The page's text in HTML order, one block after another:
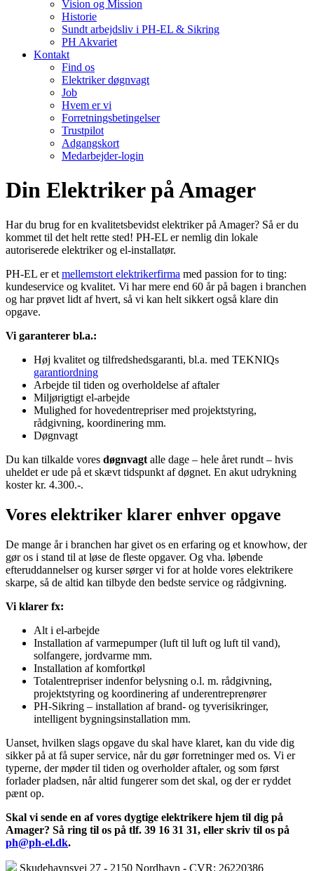
Vision og Mission
Historie
Sundt arbejdsliv i PH-EL & Sikring
PH Akvariet
Kontakt
Find os
Elektriker døgnvagt
Job
Hvem er vi
Forretningsbetingelser
Trustpilot
Adgangskort
Medarbejder-login
Din Elektriker på Amager
Har du brug for en kvalitetsbevidst elektriker på Amager? Så er du
kommet til det helt rette sted! PH-EL er nemlig din lokale
autoriserede elektriker og el-installatør.
PH-EL er et mellemstort elektrikerfirma med passion for to ting:
kundeservice og kvalitet. Vi har mere end 60 år på bagen i branchen
og har prøvet lidt af hvert, så vi kan helt sikkert også klare din
opgave.
Vi garanterer bl.a.:
Høj kvalitet og tilfredshedsgaranti, bl.a. med TEKNIQs
garantiordning
Arbejde til tiden og overholdelse af aftaler
Miljørigtigt el-arbejde
Mulighed for hovedentrepriser med projektstyring,
rådgivning, koordinering mm.
Døgnvagt
Du kan tilkalde vores døgnvagt alle dage – hele året rundt – hvis
uheldet er ude på et skævt tidspunkt af døgnet. En akut udrykning
koster kr. 4.300.-.
Vores elektriker klarer enhver opgave
De mange år i branchen har givet os en erfaring og et knowhow, der
gør os i stand til at løse de fleste opgaver. Og vha. løbende
efteruddannelser og kurser sørger vi for at holde vores elektrikere
skarpe, så de altid kan tilbyde den bedste service og rådgivning.
Vi klarer fx:
Alt i el-arbejde
Installation af varmepumper (luft til luft og luft til vand),
solfangere, jordvarme mm.
Installation af komfortkøl
Totalentrepriser indenfor belysning o.l. m. rådgivning,
projektstyring og koordinering af underentreprenører
PH-Sikring – installation af brand- og tyverisikringer,
intelligent bygningsinstallation mm.
Uanset, hvilken slags opgave du skal have klaret, kan du vide dig
sikker på at få super service, når du gør forretninger med os. Vi er
typerne, der møder til tiden og overholder aftaler, og som først
forlader pladsen, når altid fungerer som det skal, og der er ryddet
pænt op.
Skal vi sende en af vores dygtige elektrikere hjem til dig på
Amager? Så ring til os på tlf. 39 16 31 31, eller skriv til os på
ph@ph-el.dk.
Skudehavnsvej 27 - 2150 Nordhavn - CVR: 26220386